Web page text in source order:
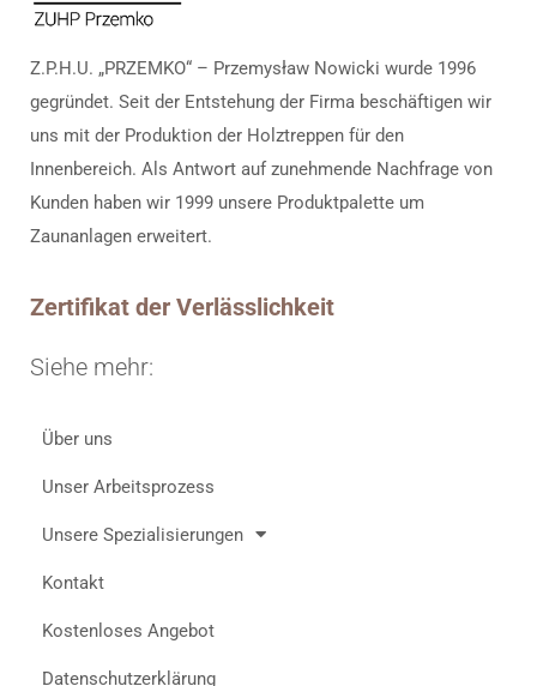
Z.P.H.U. „PRZEMKO“ – Przemysław Nowicki wurde 1996
gegründet. Seit der Entstehung der Firma beschäftigen wir
uns mit der Produktion der Holztreppen für den
Innenbereich. Als Antwort auf zunehmende Nachfrage von
Kunden haben wir 1999 unsere Produktpalette um
Zaunanlagen erweitert.
Zertifikat der Verlässlichkeit
Siehe mehr:
Über uns
Unser Arbeitsprozess
Unsere Spezialisierungen
Kontakt
Kostenloses Angebot
Datenschutzerklärung